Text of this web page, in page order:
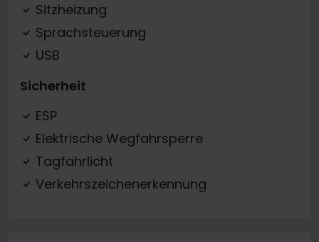
Sitzheizung
Sprachsteuerung
USB
Sicherheit
ESP
Elektrische Wegfahrsperre
Tagfahrlicht
Verkehrszeichenerkennung